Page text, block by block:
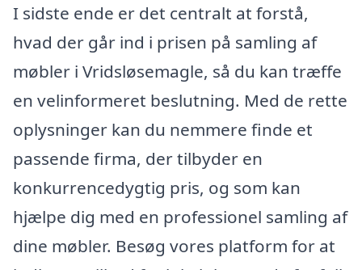
I sidste ende er det centralt at forstå,
hvad der går ind i prisen på samling af
møbler i Vridsløsemagle, så du kan træffe
en velinformeret beslutning. Med de rette
oplysninger kan du nemmere finde et
passende firma, der tilbyder en
konkurrencedygtig pris, og som kan
hjælpe dig med en professionel samling af
dine møbler. Besøg vores platform for at